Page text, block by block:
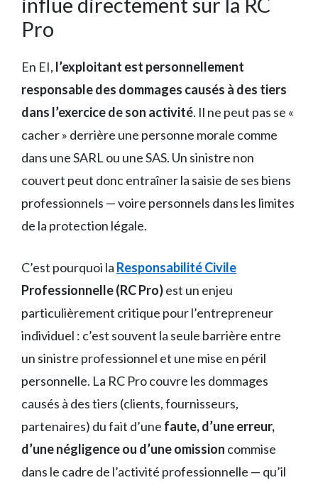
Pro
En EI, l’exploitant est personnellement
responsable des dommages causés à des tiers
dans l’exercice de son activité. Il ne peut pas se «
cacher » derrière une personne morale comme
dans une SARL ou une SAS. Un sinistre non
couvert peut donc entraîner la saisie de ses biens
professionnels — voire personnels dans les limites
de la protection légale.
C’est pourquoi la Responsabilité Civile
Professionnelle (RC Pro)est un enjeu
particulièrement critique pour l’entrepreneur
individuel : c’est souvent la seule barrière entre
un sinistre professionnel et une mise en péril
personnelle. La RC Pro couvre les dommages
causés à des tiers (clients, fournisseurs,
partenaires) du fait d’une faute, d’une erreur,
d’une négligence ou d’une omission commise
dans le cadre de l’activité professionnelle — qu’il